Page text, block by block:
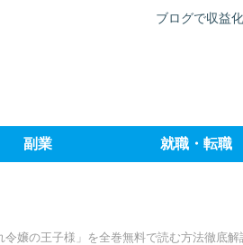
ブログで収益
副業 就職・転職
令嬢の王子様」を全巻無料で読む方法徹底